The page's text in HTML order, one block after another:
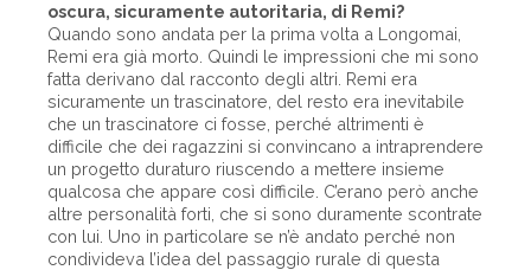
oscura, sicuramente autoritaria, di Remi?
Quando sono andata per la prima volta a Longomai,
Remi era già morto. Quindi le impressioni che mi sono
fatta derivano dal racconto degli altri. Remi era
sicuramente un trascinatore, del resto era inevitabile
che un trascinatore ci fosse, perché altrimenti è
difficile che dei ragazzini si convincano a intraprendere
un progetto duraturo riuscendo a mettere insieme
qualcosa che appare così difficile. C’erano però anche
altre personalità forti, che si sono duramente scontrate
con lui. Uno in particolare se n’è andato perché non
condivideva l’idea del passaggio rurale di questa